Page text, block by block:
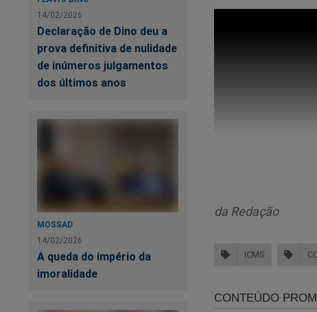
14/02/2026
Declaração de Dino deu a
prova definitiva de nulidade
de inúmeros julgamentos
dos últimos anos
MOSSAD
14/02/2026
A queda do império da
imoralidade
da Redação
ICMS